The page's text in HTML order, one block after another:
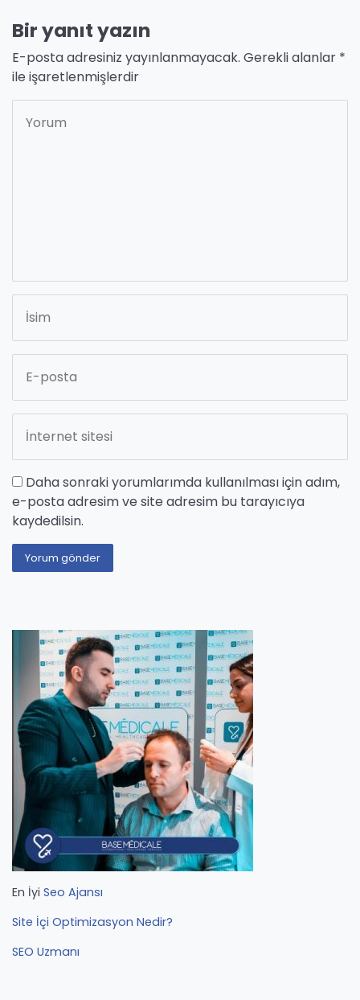
Bir yanıt yazın
E-posta adresiniz yayınlanmayacak. Gerekli alanlar *
ile işaretlenmişlerdir
Daha sonraki yorumlarımda kullanılması için adım,
e-posta adresim ve site adresim bu tarayıcıya
kaydedilsin.
En İyi Seo Ajansı
Site İçi Optimizasyon Nedir?
SEO Uzmanı